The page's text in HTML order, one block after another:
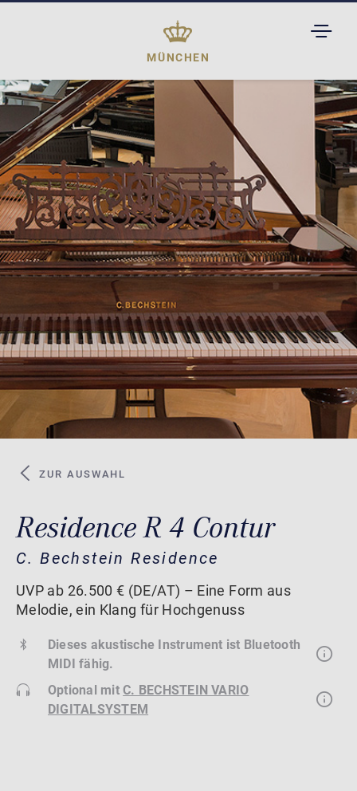
MÜNCHEN
ZUR AUSWAHL
Residence R 4 Contur
C. Bechstein Residence
UVP ab 26.500 € (DE/AT) – Eine Form aus
Melodie, ein Klang für Hochgenuss
Dieses akustische Instrument ist Bluetooth
MIDI fähig.
Optional mitC. BECHSTEIN VARIO
DIGITALSYSTEM